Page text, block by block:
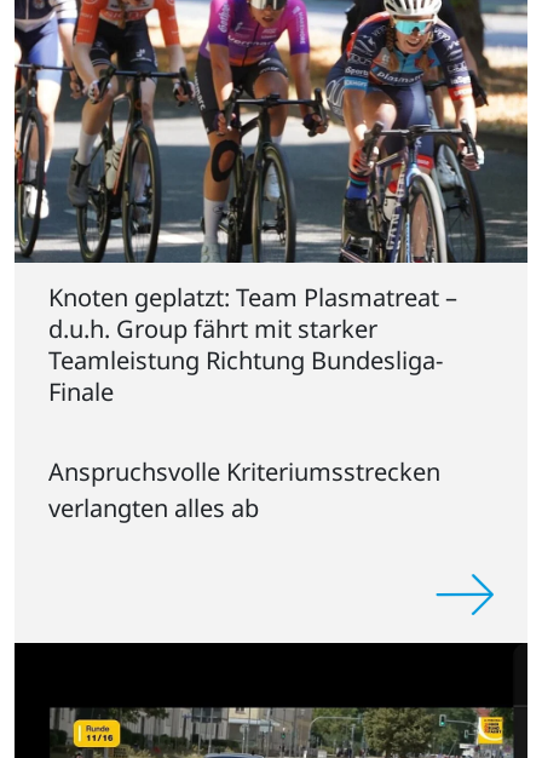
Knoten geplatzt: Team Plasmatreat –
d.u.h. Group fährt mit starker
Teamleistung Richtung Bundesliga-
Finale
Anspruchsvolle Kriteriumsstrecken
verlangten alles ab